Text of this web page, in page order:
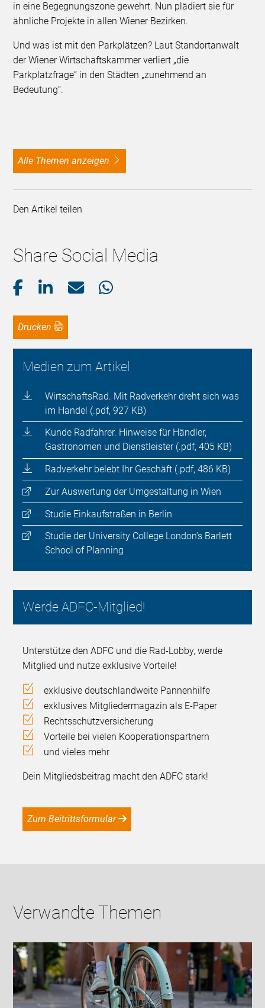
in eine Begegnungszone gewehrt. Nun plädiert sie für
ähnliche Projekte in allen Wiener Bezirken.
Und was ist mit den Parkplätzen? Laut Standortanwalt
der Wiener Wirtschaftskammer verliert „die
Parkplatzfrage“ in den Städten „zunehmend an
Bedeutung“.
alle Themen anzeigen
Den Artikel teilen
Share Social Media
Drucken
Medien zum Artikel
WirtschaftsRad. Mit Radverkehr dreht sich was
im Handel (.pdf, 927 KB)
Kunde Radfahrer. Hinweise für Händler,
Gastronomen und Dienstleister (.pdf, 405 KB)
Radverkehr belebt Ihr Geschäft (.pdf, 486 KB)
Zur Auswertung der Umgestaltung in Wien
Studie Einkaufstraßen in Berlin
Studie der University College London’s Barlett
School of Planning
Werde ADFC-Mitglied!
Unterstütze den ADFC und die Rad-Lobby, werde
Mitglied und nutze exklusive Vorteile!
exklusive deutschlandweite Pannenhilfe
exklusives Mitgliedermagazin als E-Paper
Rechtsschutzversicherung
Vorteile bei vielen Kooperationspartnern
und vieles mehr
Dein Mitgliedsbeitrag macht den ADFC stark!
Zum Beitrittsformular
Verwandte Themen